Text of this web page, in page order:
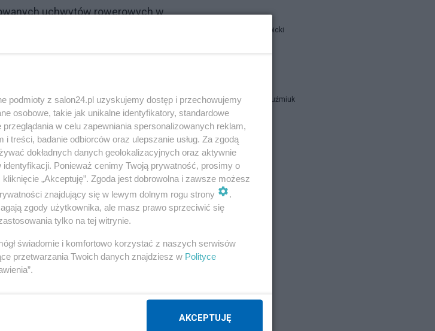
uchwytów rowerowych w
miłośnika hamulca
jeszcze liczą, co im zostało. I czy
RP, który kilka dni wcześniej
i tygrysków”. W tym
Przecież oni nie chcieli źle.
centrum Wrocławia . Chcieli tylko
że nie bili się wystarczająco "po
się walili po mordach i za mało
Jan Filip Libicki
Zbigniew Kuźmiuk
Napisz notkę
podmioty z salon24.pl uzyskujemy dostęp i przechowujemy
osobowe, takie jak unikalne identyfikatory, standardowe
w celu zapewniania spersonalizowanych reklam,
treści, badanie odbiorców oraz ulepszanie usług. Za zgodą
dokładnych danych geolokalizacyjnych oraz aktywnie
Ponieważ cenimy Twoją prywatność, prosimy o
„Akceptuję”. Zgoda jest dobrowolna i zawsze możesz
znajdujący się w lewym dolnym rogu strony
.
zgody użytkownika, ale masz prawo sprzeciwić się
tylko na tej witrynie.
świadomie i komfortowo korzystać z naszych serwisów
przetwarzania Twoich danych znajdziesz w Polityce
AKCEPTUJĘ